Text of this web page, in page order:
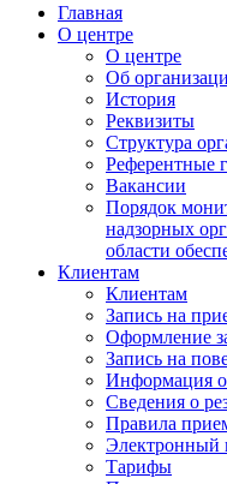
Главная
О центре
О центре
Об
История
Реквизиты
Структура
Референтные
Вакансии
Порядок
надзорных
области
Клиентам
Клиентам
Запись на
Оформление
Запись на
Информация о
Сведения о
Правила
Электронный
Тарифы